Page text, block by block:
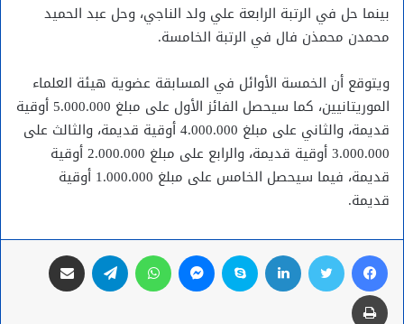
بينما حل في الرتبة الرابعة علي ولد الناجي، وحل عبد الحميد
محمدن محمذن فال في الرتبة الخامسة.
ويتوقع أن الخمسة الأوائل في المسابقة عضوية هيئة العلماء
الموريتانيين، كما سيحصل الفائز الأول على مبلغ 5.000.000 أوقية
قديمة، والثاني على مبلغ 4.000.000 أوقية قديمة، والثالث على
3.000.000 أوقية قديمة، والرابع على مبلغ 2.000.000 أوقية
قديمة، فيما سيحصل الخامس على مبلغ 1.000.000 أوقية
قديمة.
فيسبوك تويتر لينكدإن سكايب ماسنجر واتساب تيلقرام
طباعة